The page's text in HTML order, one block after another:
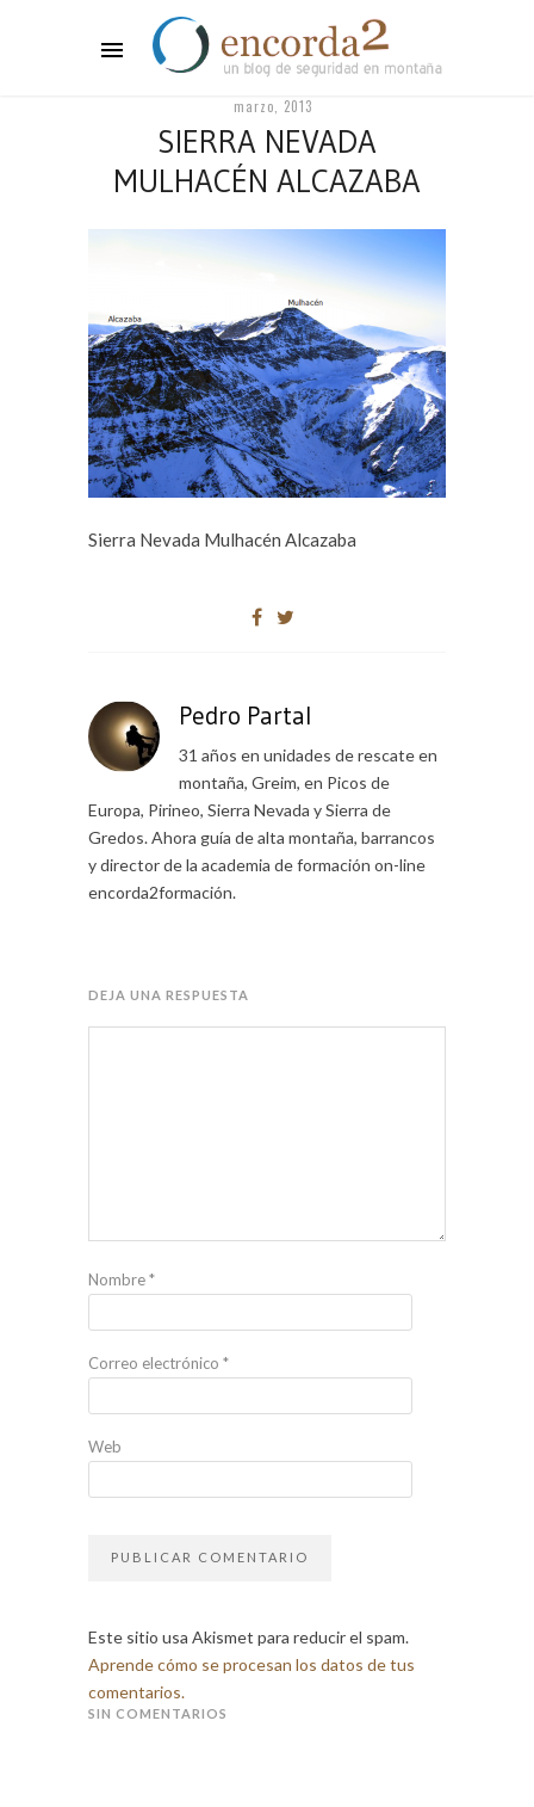
marzo, 2013
SIERRA NEVADA
MULHACÉN ALCAZABA
Sierra Nevada Mulhacén Alcazaba
Pedro Partal
31 años en unidades de rescate en
montaña, Greim, en Picos de
Europa, Pirineo, Sierra Nevada y Sierra de
Gredos. Ahora guía de alta montaña, barrancos
y director de la academia de formación on-line
encorda2formación.
DEJA UNA RESPUESTA
Nombre*
Correo electrónico *
Web
Este sitio usa Akismet para reducir el spam.
Aprende cómo se procesan los datos de tus
comentarios.
SIN COMENTARIOS